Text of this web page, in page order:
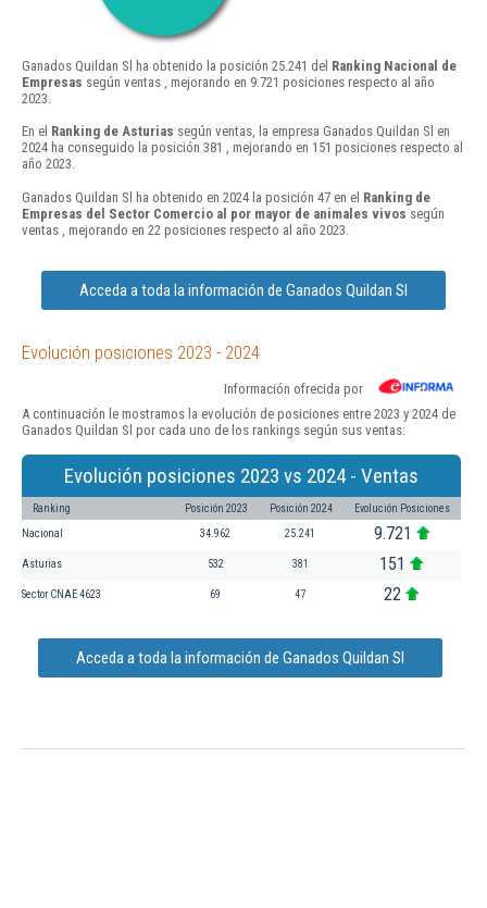
Ganados Quildan Sl ha obtenido la posición 25.241 del Ranking Nacional de
Empresas según ventas , mejorando en 9.721 posiciones respecto al año
2023.
En el Ranking de Asturias según ventas, la empresa Ganados Quildan Sl en
2024 ha conseguido la posición 381 , mejorando en 151 posiciones respecto al
año 2023.
Ganados Quildan Sl ha obtenido en 2024 la posición 47 en el Ranking de
Empresas del Sector Comercio al por mayor de animales vivos según
ventas , mejorando en 22 posiciones respecto al año 2023.
Acceda a toda la información de Ganados Quildan Sl
Evolución posiciones 2023 - 2024
Información ofrecida por
A continuación le mostramos la evolución de posiciones entre 2023 y 2024 de
Ganados Quildan Sl por cada uno de los rankings según sus ventas:
Evolución posiciones 2023 vs 2024 - Ventas
Ranking Posición 2023 Posición 2024 Evolución Posiciones
Nacional 34.962 25.241 9.721
Asturias 532 381 151
Sector CNAE 4623 69 47 22
Acceda a toda la información de Ganados Quildan Sl